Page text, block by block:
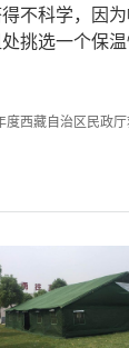
不科学，因
挑选一个保温
度西藏自治区民政